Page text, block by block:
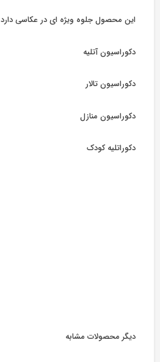
این محصول جلوه ویژه ای در عکاسی دارد
دکوراسیون آتلیه
دکوراسیون تالار
دکوراسیون منازل
دکوراتلیه کودک
دیگر محصولات مشابه